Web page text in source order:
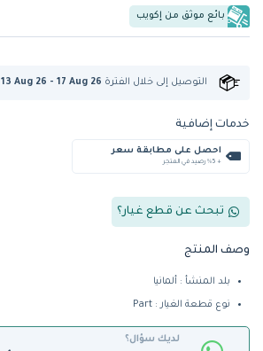
بائع موثق من إكويب
التوصيل إلى خلال الفترة 13 Aug 26 - 17 Aug 26
خدمات إضافية
احصل على مطابقة سعر
+ %5 رصيد في المتجر
تبحث عن قطع غيار؟
وصف المنتج
بلد المنشأ : ألمانيا
نوع قطعة الغيار : Part
لديك سؤال؟